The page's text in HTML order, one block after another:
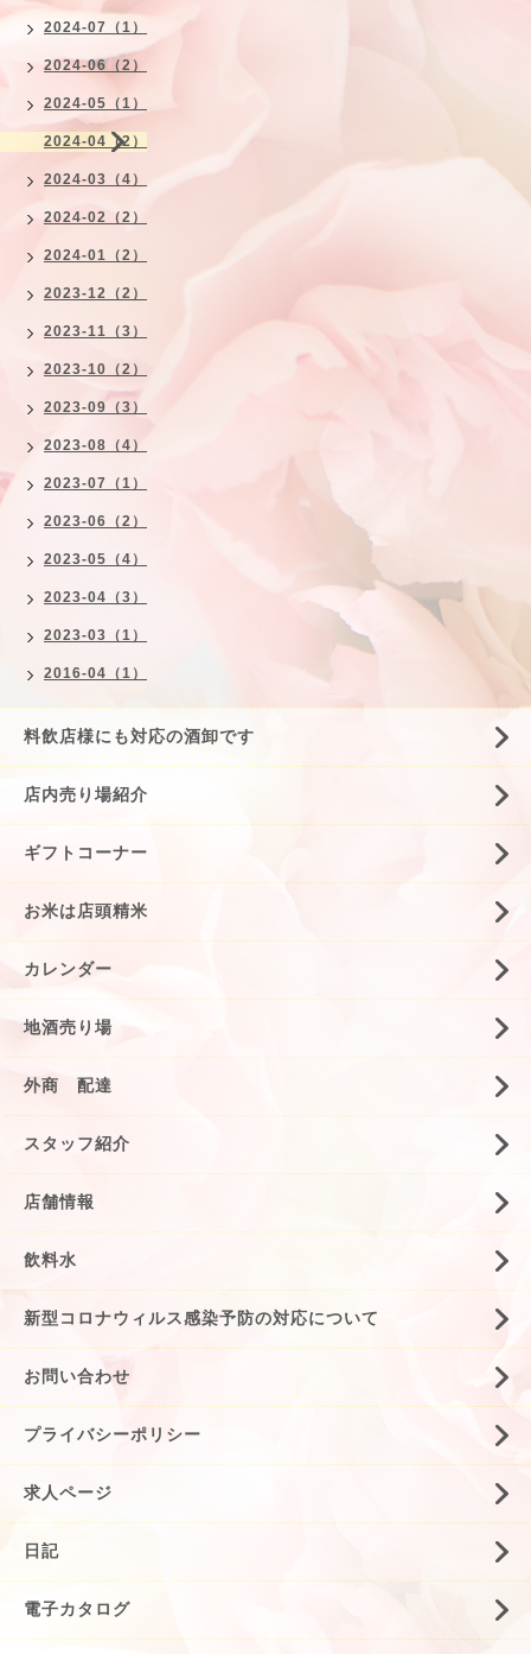
2024-07（1）
2024-06（2）
2024-05（1）
2024-04（2）
2024-03（4）
2024-02（2）
2024-01（2）
2023-12（2）
2023-11（3）
2023-10（2）
2023-09（3）
2023-08（4）
2023-07（1）
2023-06（2）
2023-05（4）
2023-04（3）
2023-03（1）
2016-04（1）
料飲店様にも対応の酒卸です
店内売り場紹介
ギフトコーナー
お米は店頭精米
カレンダー
地酒売り場
外商 配達
スタッフ紹介
店舗情報
飲料水
新型コロナウィルス感染予防の対応について
お問い合わせ
プライバシーポリシー
求人ページ
日記
電子カタログ